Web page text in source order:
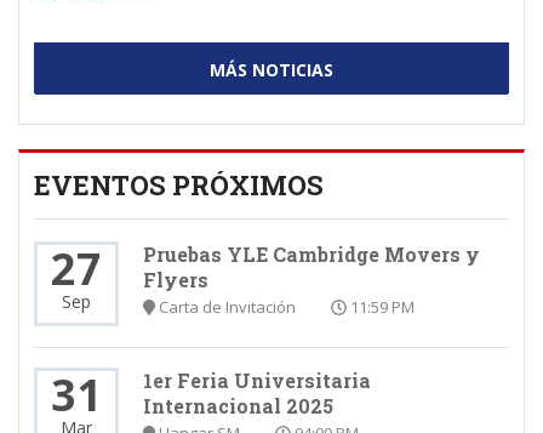
MÁS NOTICIAS
EVENTOS PRÓXIMOS
27
Sep
Pruebas YLE Cambridge Movers y
Flyers
Carta de Invitación 11:59 PM
31
Mar
1er Feria Universitaria
Internacional 2025